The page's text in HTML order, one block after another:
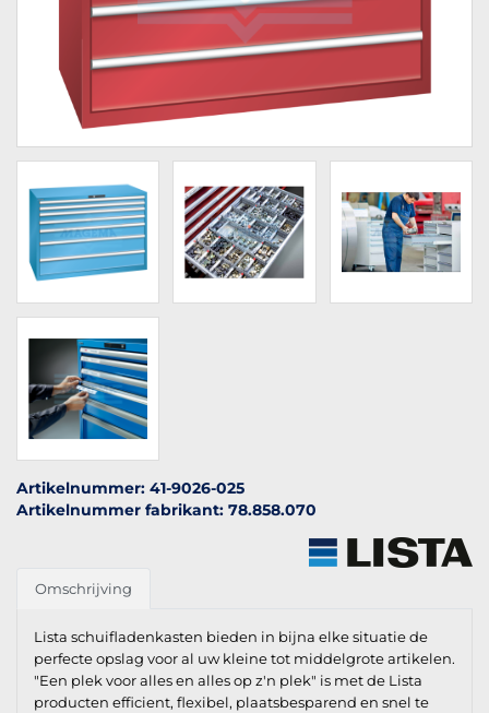
Artikelnummer: 41-9026-025
Artikelnummer fabrikant: 78.858.070
Omschrijving
Lista schuifladenkasten bieden in bijna elke situatie de
perfecte opslag voor al uw kleine tot middelgrote artikelen.
"Een plek voor alles en alles op z'n plek" is met de Lista
producten efficient, flexibel, plaatsbesparend en snel te